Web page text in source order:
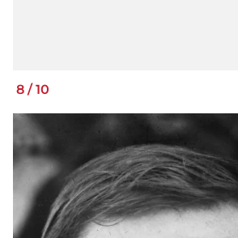
8 /10